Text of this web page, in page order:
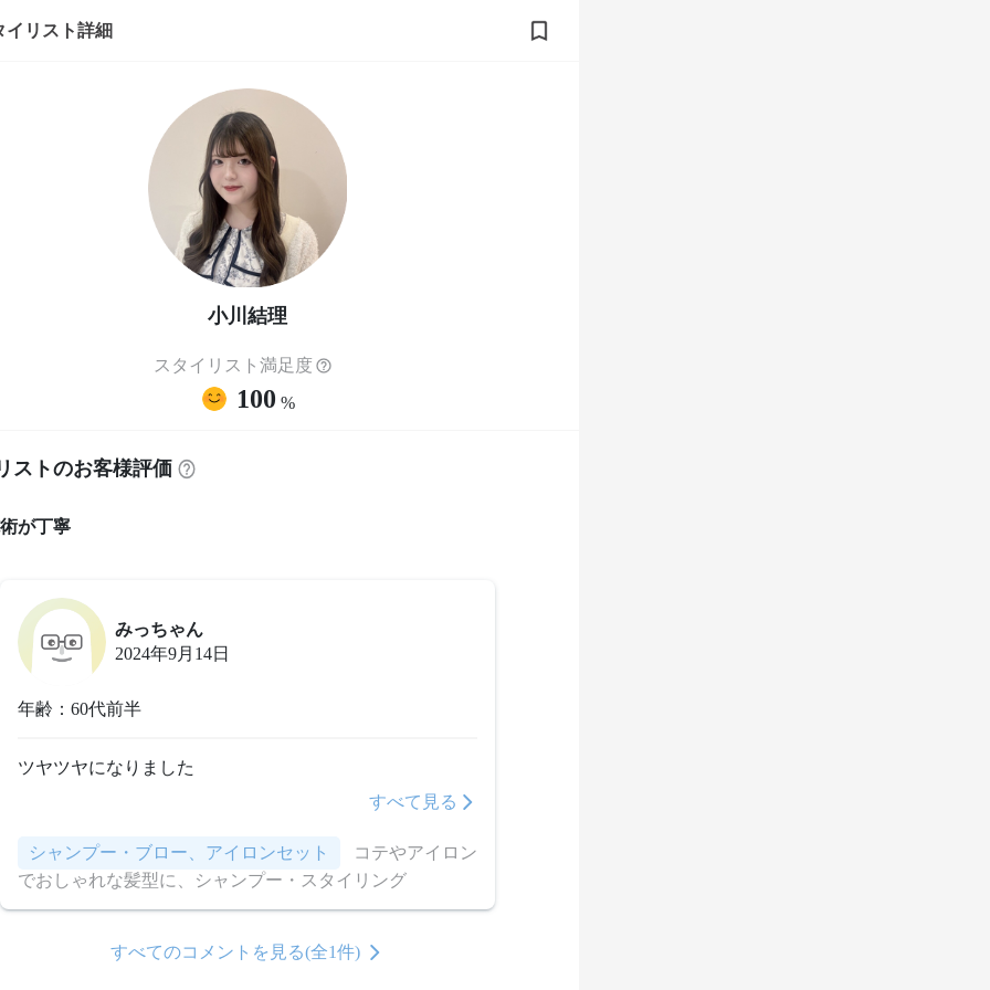
イリスト詳細
小川結理
スタイリスト満足度
100 %
ストのお客様評価
が丁寧
みっちゃん
2024年9月14日
年齢：60代前半
ツヤツヤになりました
すべて見る
シャンプー・ブロー、アイロンセット
でおしゃれな髪型に、シャンプー・スタイリング
すべてのコメントを見る(全1件)